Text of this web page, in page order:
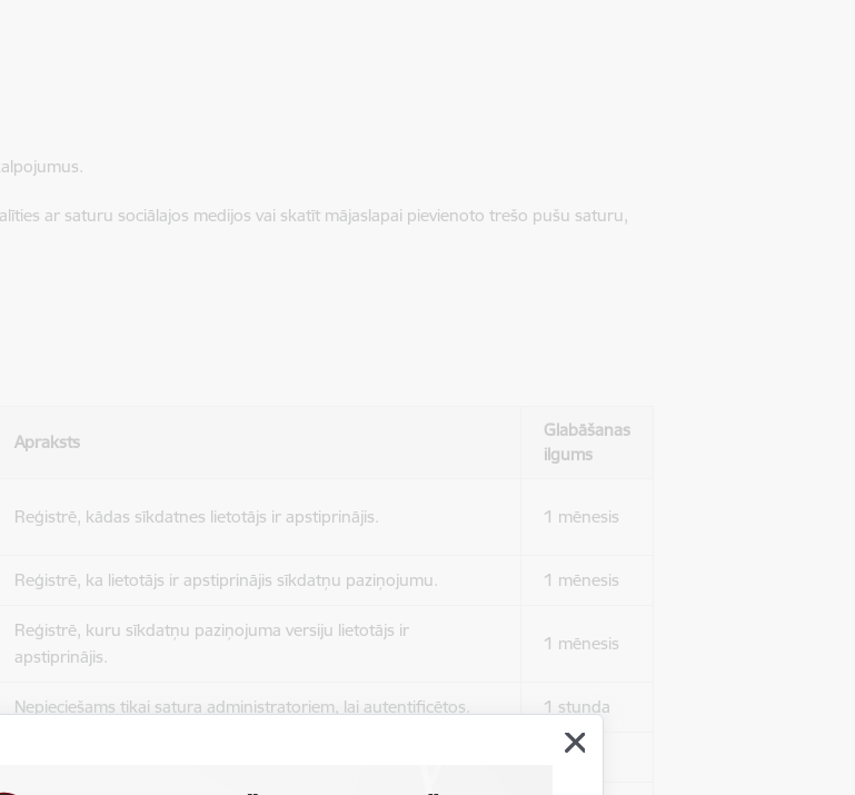
ar saturu sociālajos medijos vai skatīt mājaslapai pievienoto trešo pušu saturu,
Apraksts
Glabāšanas
ilgums
Reģistrē, kādas sīkdatnes lietotājs ir apstiprinājis. 1 mēnesis
Reģistrē, ka lietotājs ir apstiprinājis sīkdatņu paziņojumu. 1 mēnesis
Reģistrē, kuru sīkdatņu paziņojuma versiju lietotājs ir
apstiprinājis.
1 mēnesis
Nepieciešams tikai satura administratoriem, lai autentificētos. 1 stunda
Sesija